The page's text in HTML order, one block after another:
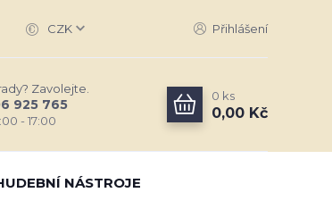
CZK Přihlášení
Zavolejte.
925 765
- 17:00
0 ks
0,00 Kč
NÁSTROJE